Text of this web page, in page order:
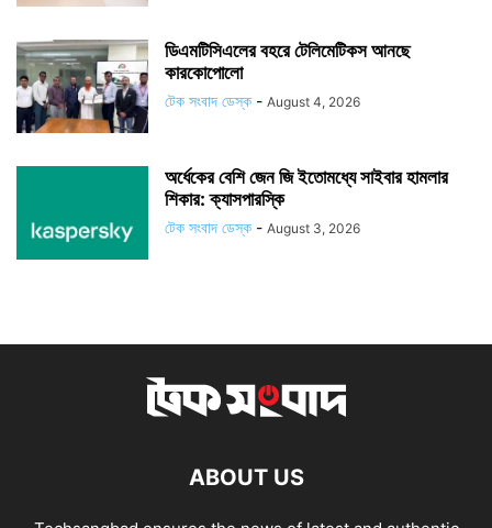
ডিএমটিসিএলের বহরে টেলিমেটিকস আনছে
কারকোপোলো
টেক সংবাদ ডেস্ক - August 4, 2026
অর্ধেকের বেশি জেন জি ইতোমধ্যে সাইবার হামলার
শিকার: ক্যাসপারস্কি
টেক সংবাদ ডেস্ক - August 3, 2026
ABOUT US